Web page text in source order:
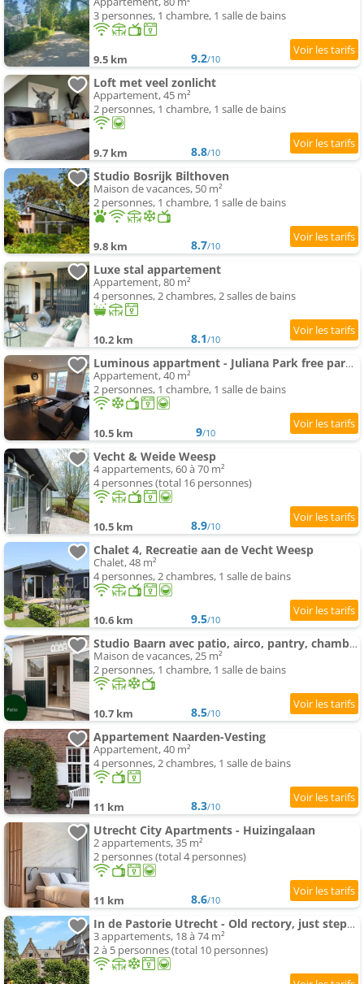
3 personnes, 1 chambre, 1 salle de bains
9.5 km 9.2/10
Loft met veel zonlicht
Appartement, 45 m²
2 personnes, 1 chambre, 1 salle de bains
9.7 km 8.8/10
Studio Bosrijk Bilthoven
Maison de vacances, 50 m²
2 personnes, 1 chambre, 1 salle de bains
9.8 km 8.7/10
Luxe stal appartement
Appartement, 80 m²
4 personnes, 2 chambres, 2 salles de bains
10.2 km 8.1/10
Luminous appartment - Juliana Park free parking
Appartement, 40 m²
2 personnes, 1 chambre, 1 salle de bains
10.5 km 9/10
Vecht & Weide Weesp
4 appartements, 60 à 70 m²
4 personnes (total 16 personnes)
10.5 km 8.9/10
Chalet 4, Recreatie aan de Vecht Weesp
Chalet, 48 m²
4 personnes, 2 chambres, 1 salle de bains
10.6 km 9.5/10
Studio Baarn avec patio, airco, pantry, chambre , bathroom, privacy - Amsterdam, Utrecht
Maison de vacances, 25 m²
2 personnes, 1 chambre, 1 salle de bains
10.7 km 8.5/10
Appartement Naarden-Vesting
Appartement, 40 m²
4 personnes, 2 chambres, 1 salle de bains
11 km 8.3/10
Utrecht City Apartments - Huizingalaan
2 appartements, 35 m²
2 personnes (total 4 personnes)
11 km 8.6/10
In de Pastorie Utrecht - Old rectory, just steps away de the city center
3 appartements, 18 à 74 m²
2 à 5 personnes (total 10 personnes)